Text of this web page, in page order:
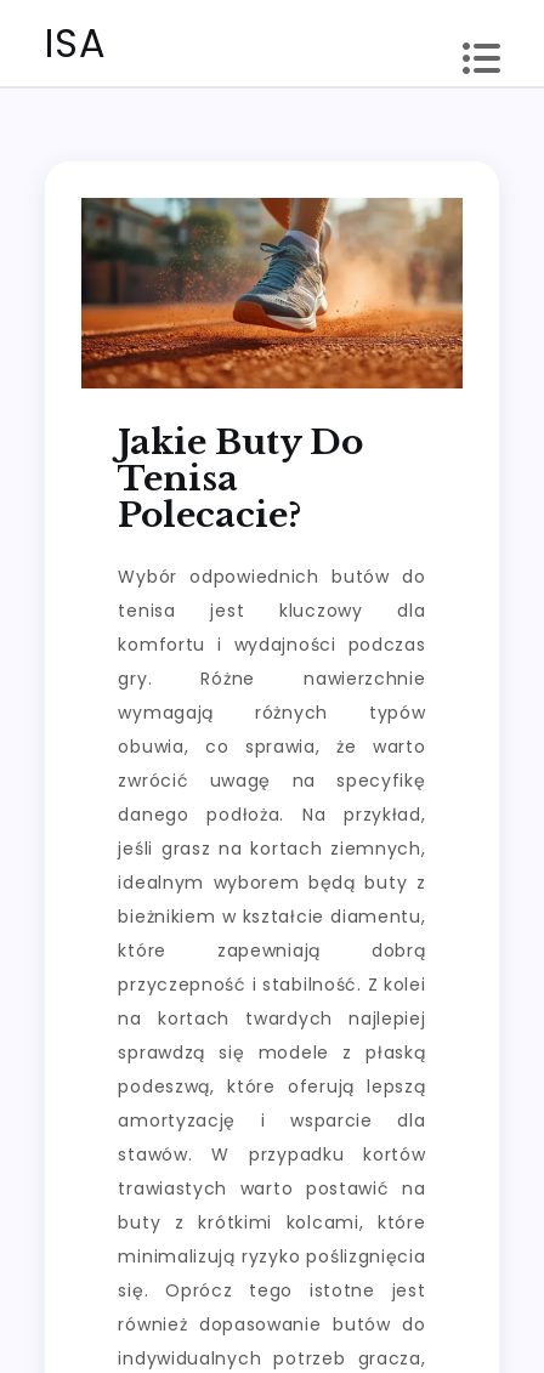
ISA
Jakie Buty Do
Tenisa
Polecacie?
Wybór odpowiednich butów do
tenisa jest kluczowy dla
komfortu i wydajności podczas
gry. Różne nawierzchnie
wymagają różnych typów
obuwia, co sprawia, że warto
zwrócić uwagę na specyfikę
danego podłoża. Na przykład,
jeśli grasz na kortach ziemnych,
idealnym wyborem będą buty z
bieżnikiem w kształcie diamentu,
które zapewniają dobrą
przyczepność i stabilność. Z kolei
na kortach twardych najlepiej
sprawdzą się modele z płaską
podeszwą, które oferują lepszą
amortyzację i wsparcie dla
stawów. W przypadku kortów
trawiastych warto postawić na
buty z krótkimi kolcami, które
minimalizują ryzyko poślizgnięcia
się. Oprócz tego istotne jest
również dopasowanie butów do
indywidualnych potrzeb gracza,